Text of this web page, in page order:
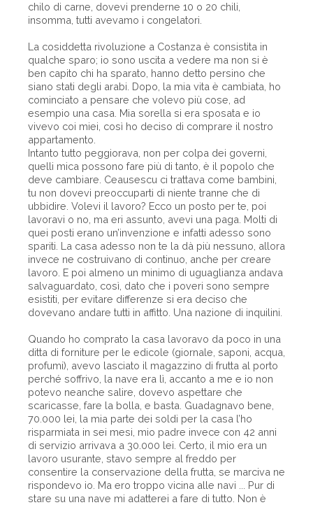
chilo di carne, dovevi prenderne 10 o 20 chili,
insomma, tutti avevamo i congelatori.
La cosiddetta rivoluzione a Costanza è consistita in
qualche sparo; io sono uscita a vedere ma non si è
ben capito chi ha sparato, hanno detto persino che
siano stati degli arabi. Dopo, la mia vita è cambiata, ho
cominciato a pensare che volevo più cose, ad
esempio una casa. Mia sorella si era sposata e io
vivevo coi miei, così ho deciso di comprare il nostro
appartamento.
Intanto tutto peggiorava, non per colpa dei governi,
quelli mica possono fare più di tanto, è il popolo che
deve cambiare. Ceausescu ci trattava come bambini,
tu non dovevi preoccuparti di niente tranne che di
ubbidire. Volevi il lavoro? Ecco un posto per te, poi
lavoravi o no, ma eri assunto, avevi una paga. Molti di
quei posti erano un’invenzione e infatti adesso sono
spariti. La casa adesso non te la dà più nessuno, allora
invece ne costruivano di continuo, anche per creare
lavoro. E poi almeno un minimo di uguaglianza andava
salvaguardato, così, dato che i poveri sono sempre
esistiti, per evitare differenze si era deciso che
dovevano andare tutti in affitto. Una nazione di inquilini.
Quando ho comprato la casa lavoravo da poco in una
ditta di forniture per le edicole (giornale, saponi, acqua,
profumi), avevo lasciato il magazzino di frutta al porto
perché soffrivo, la nave era lì, accanto a me e io non
potevo neanche salire, dovevo aspettare che
scaricasse, fare la bolla, e basta. Guadagnavo bene,
70.000 lei, la mia parte dei soldi per la casa l’ho
risparmiata in sei mesi, mio padre invece con 42 anni
di servizio arrivava a 30.000 lei. Certo, il mio era un
lavoro usurante, stavo sempre al freddo per
consentire la conservazione della frutta, se marciva ne
rispondevo io. Ma ero troppo vicina alle navi ... Pur di
stare su una nave mi adatterei a fare di tutto. Non è